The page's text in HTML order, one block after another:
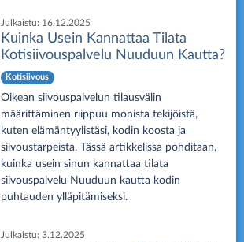
Julkaistu: 16.12.2025
Kuinka Usein Kannattaa Tilata
Kotisiivouspalvelu Nuuduun Kautta?
Kotisiivous
Oikean siivouspalvelun tilausvälin
määrittäminen riippuu monista tekijöistä,
kuten elämäntyylistäsi, kodin koosta ja
siivoustarpeista. Tässä artikkelissa pohditaan,
kuinka usein sinun kannattaa tilata
siivouspalvelu Nuuduun kautta kodin
puhtauden ylläpitämiseksi.
Julkaistu: 3.12.2025